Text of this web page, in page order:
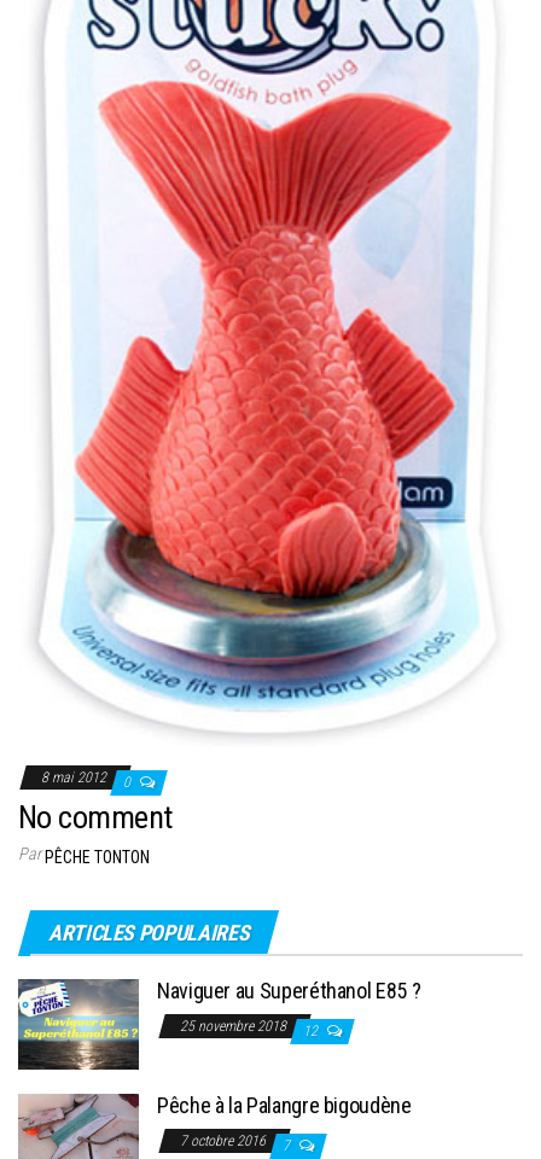
8 mai 2012 0
No comment
ParPÊCHE TONTON
ARTICLES POPULAIRES
Naviguer au Superéthanol E85 ?
25 novembre 2018 12
Pêche à la Palangre bigoudène
7 octobre 2016 7